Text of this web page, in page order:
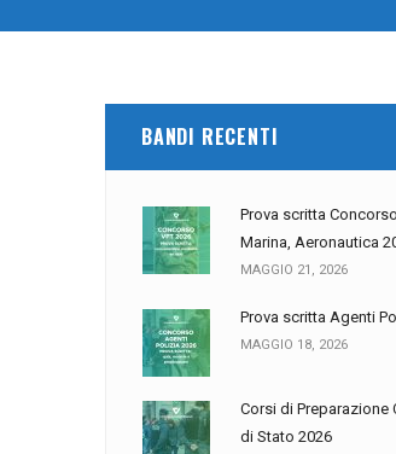
BANDI RECENTI
Prova scritta
Marina, Aeronautica
MAGGIO 21, 2026
Prova scritta Agenti
MAGGIO 18, 2026
Corsi di Preparazione
di Stato 2026